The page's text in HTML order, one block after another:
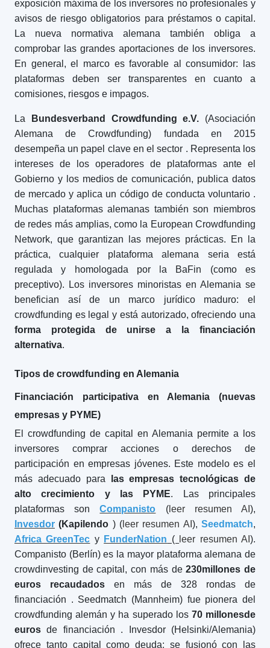
exposición máxima de los inversores no profesionales y
avisos de riesgo obligatorios para préstamos o capital.
La nueva normativa alemana también obliga a
comprobar las grandes aportaciones de los inversores.
En general, el marco es favorable al consumidor: las
plataformas deben ser transparentes en cuanto a
comisiones, riesgos e impagos.
La Bundesverband Crowdfunding e.V. (Asociación
Alemana de Crowdfunding) fundada en 2015
desempeña un papel clave en el sector . Representa los
intereses de los operadores de plataformas ante el
Gobierno y los medios de comunicación, publica datos
de mercado y aplica un código de conducta voluntario .
Muchas plataformas alemanas también son miembros
de redes más amplias, como la European Crowdfunding
Network, que garantizan las mejores prácticas. En la
práctica, cualquier plataforma alemana seria está
regulada y homologada por la BaFin (como es
preceptivo). Los inversores minoristas en Alemania se
benefician así de un marco jurídico maduro: el
crowdfunding es legal y está autorizado, ofreciendo una
forma protegida de unirse a la financiación
alternativa.
Tipos de crowdfunding en Alemania
Financiación participativa en Alemania (nuevas
empresas y PYME)
El crowdfunding de capital en Alemania permite a los
inversores comprar acciones o derechos de
participación en empresas jóvenes. Este modelo es el
más adecuado para
las empresas tecnológicas de
alto crecimiento y las PYME. Las principales
plataformas sonCompanisto (leer resumen AI),
Invesdor (Kapilendo ) ( leer resumen AI ),Seedmatch,
Africa GreenTec y FunderNation ( leer resumen AI).
Companisto (Berlín) es la mayor plataforma alemana de
crowdinvesting de capital, con más de230millones de
euros recaudados en más de 328 rondas de
financiación . Seedmatch (Mannheim) fue pionera del
crowdfunding alemán y ha superado los 70 millonesde
euros de financiación
. Invesdor (Helsinki/Alemania)
ofrece tanto capital como deuda: se fusionó con las